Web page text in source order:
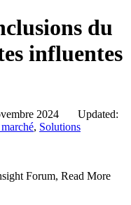
du
influentes
2024
Updated:
, Solutions